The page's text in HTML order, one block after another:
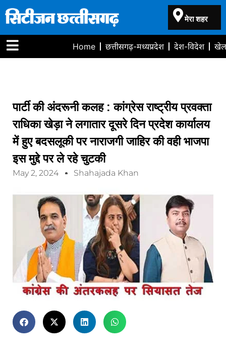
मेरा शहर
Home छत्तीसगढ़-मध्यप्रदेश देश-विदेश
पार्टी की अंदरूनी कलह : कांग्रेस राष्ट्रीय प्रवक्ता
राधिका खेड़ा ने लगातार दूसरे दिन प्रदेश कार्यालय
में हुए बदसलूकी पर नाराजगी जाहिर की वही भाजपा
इस मुद्दे पर ले रहे चुटकी
May 2, 2024 Shahajada Khan